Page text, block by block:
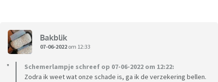
Bakblik
07-06-2022 om 12:33
Schemerlampje schreef op 07-06-2022 om 12:22:
Zodra ik weet wat onze schade is, ga ik de verzekering bellen.